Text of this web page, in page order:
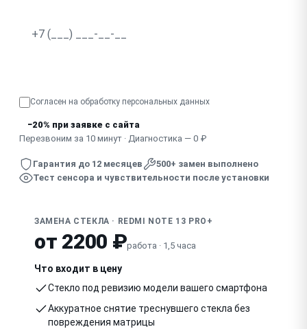
Согласен на обработку персональных данных
−20% при заявке с сайта
Перезвоним за 10 минут · Диагностика — 0 ₽
Гарантия до 12 месяцев
500+ замен выполнено
Тест сенсора и чувствительности после установки
ЗАМЕНА СТЕКЛА · REDMI NOTE 13 PRO+
от 2200 ₽работа · 1,5 часа
Что входит в цену
Стекло под ревизию модели вашего смартфона
Аккуратное снятие треснувшего стекла без
повреждения матрицы